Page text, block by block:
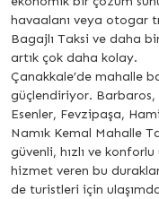
havaalanı veya otogar
Bagajlı Taksi ve daha
artık çok daha kolay.
Çanakkale’de mahalle
güçlendiriyor.
Esenler, Fevzipaşa,
Namık Kemal Mahalle
güvenli, hızlı ve
hizmet veren bu
de turistleri için